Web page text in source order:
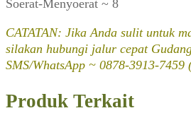
Soerat-Menyoerat ~ 8
CATATAN: Jika Anda sulit untuk
silakan hubungi jalur cepat
SMS/WhatsApp ~ 0878-3913-7459
Produk Terkait